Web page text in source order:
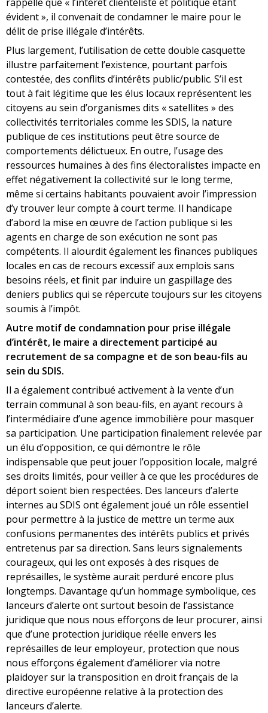
évident », il convenait de condamner le maire pour le
délit de prise illégale d’intérêts.
Plus largement, l’utilisation de cette double casquette
illustre parfaitement l’existence, pourtant parfois
contestée, des conflits d’intérêts public/public. S’il est
tout à fait légitime que les élus locaux représentent les
citoyens au sein d’organismes dits « satellites » des
collectivités territoriales comme les SDIS, la nature
publique de ces institutions peut être source de
comportements délictueux. En outre, l’usage des
ressources humaines à des fins électoralistes impacte en
effet négativement la collectivité sur le long terme,
même si certains habitants pouvaient avoir l’impression
d’y trouver leur compte à court terme. Il handicape
d’abord la mise en œuvre de l’action publique si les
agents en charge de son exécution ne sont pas
compétents. Il alourdit également les finances publiques
locales en cas de recours excessif aux emplois sans
besoins réels, et finit par induire un gaspillage des
deniers publics qui se répercute toujours sur les citoyens
soumis à l’impôt.
Autre motif de condamnation pour prise illégale
d’intérêt, le maire a directement participé au
recrutement de sa compagne et de son beau-fils au
sein du SDIS.
Il a également contribué activement à la vente d’un
terrain communal à son beau-fils, en ayant recours à
l’intermédiaire d’une agence immobilière pour masquer
sa participation. Une participation finalement relevée par
un élu d’opposition, ce qui démontre le rôle
indispensable que peut jouer l’opposition locale, malgré
ses droits limités, pour veiller à ce que les procédures de
déport soient bien respectées. Des lanceurs d’alerte
internes au SDIS ont également joué un rôle essentiel
pour permettre à la justice de mettre un terme aux
confusions permanentes des intérêts publics et privés
entretenus par sa direction. Sans leurs signalements
courageux, qui les ont exposés à des risques de
représailles, le système aurait perduré encore plus
longtemps. Davantage qu’un hommage symbolique, ces
lanceurs d’alerte ont surtout besoin de l’assistance
juridique que nous nous efforçons de leur procurer, ainsi
que d’une protection juridique réelle envers les
représailles de leur employeur, protection que nous
nous efforçons également d’améliorer via notre
plaidoyer sur la transposition en droit français de la
directive européenne relative à la protection des
lanceurs d’alerte.